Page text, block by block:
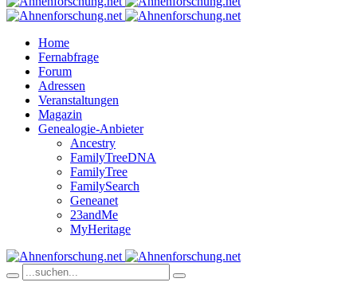
Home
Fernabfrage
Forum
Adressen
Veranstaltungen
Magazin
Genealogie-Anbieter
Ancestry
FamilyTreeDNA
FamilyTree
FamilySearch
Geneanet
23andMe
MyHeritage